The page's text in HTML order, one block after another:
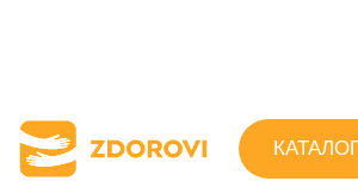
Поиск лекарств Лекарства
Мукалтин форте с